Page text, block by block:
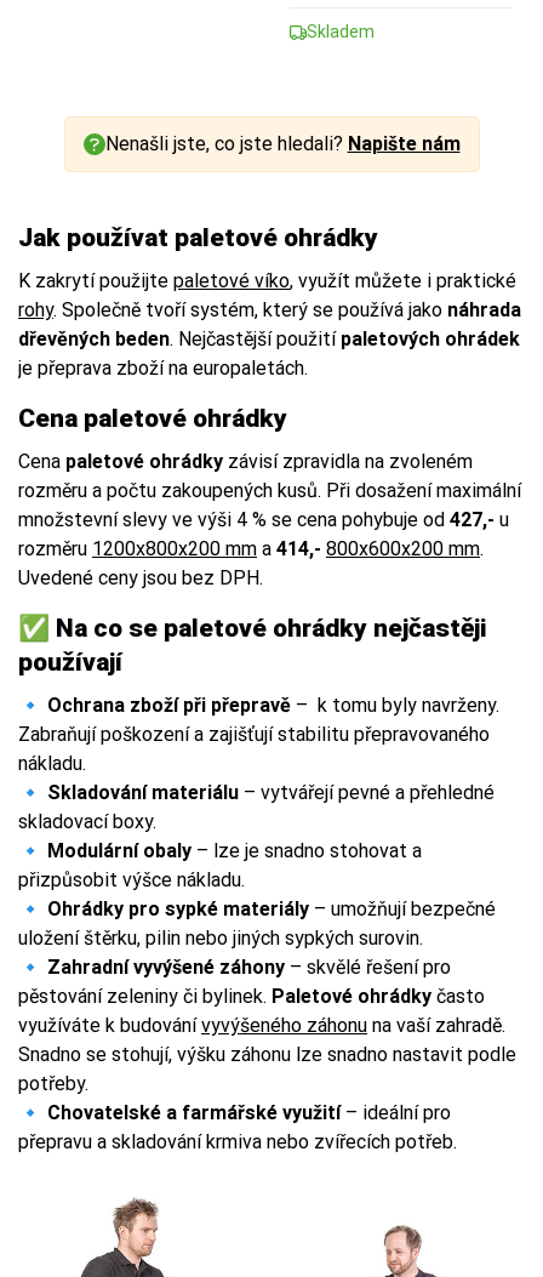
Skladem
Nenašli jste, co jste hledali? Napište nám
Jak používat paletové ohrádky
K zakrytí použijte paletové víko, využít můžete i praktické
rohy. Společně tvoří systém, který se používá jako náhrada
dřevěných beden. Nejčastější použití paletových ohrádek
je přeprava zboží na europaletách.
Cena paletové ohrádky
Cena paletové ohrádky závisí zpravidla na zvoleném
rozměru a počtu zakoupených kusů. Při dosažení maximální
množstevní slevy ve výši 4 % se cena pohybuje od 427,- u
rozměru 1200x800x200 mm a 414,- 800x600x200 mm.
Uvedené ceny jsou bez DPH.
✅ Na co se paletové ohrádky nejčastěji
používají
🔹 Ochrana zboží při přepravě – k tomu byly navrženy.
Zabraňují poškození a zajišťují stabilitu přepravovaného
nákladu.
🔹 Skladování materiálu – vytvářejí pevné a přehledné
skladovací boxy.
🔹 Modulární obaly – lze je snadno stohovat a
přizpůsobit výšce nákladu.
🔹 Ohrádky pro sypké materiály – umožňují bezpečné
uložení štěrku, pilin nebo jiných sypkých surovin.
🔹 Zahradní vyvýšené záhony – skvělé řešení pro
pěstování zeleniny či bylinek. Paletové ohrádky často
využíváte k budovánívyvýšeného záhonu na vaší zahradě.
Snadno se stohují, výšku záhonu lze snadno nastavit podle
potřeby.
🔹 Chovatelské a farmářské využití– ideální pro
přepravu a skladování krmiva nebo zvířecích potřeb.